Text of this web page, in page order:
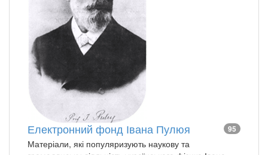
Електронний фонд Івана Пулюя 95
Матеріали, які популяризують наукову та